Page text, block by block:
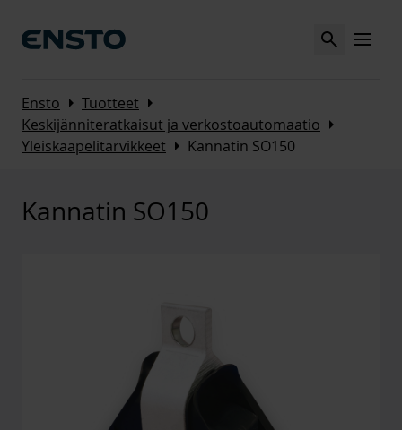
Search MENU
Ensto Arrow_right Tuotteet Arrow_right
Keskijänniteratkaisut ja verkostoautomaatio Arrow_right
Yleiskaapelitarvikkeet Arrow_right Kannatin SO150
Kannatin SO150